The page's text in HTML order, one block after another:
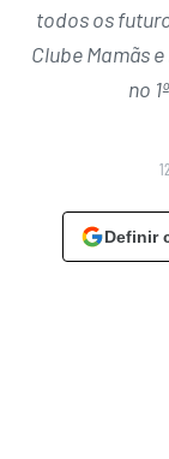
todos os
Clube Mamãs
no
Definir